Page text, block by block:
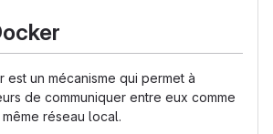
est un mécanisme qui permet à
de communiquer entre eux comme
réseau local.